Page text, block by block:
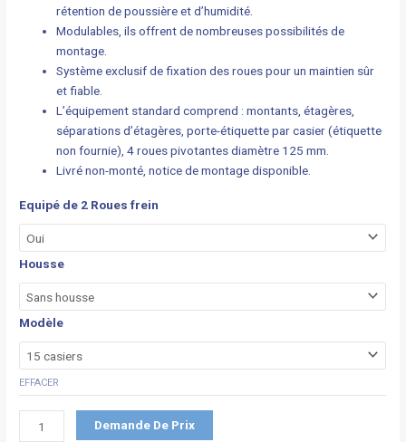
rétention de poussière et d’humidité.
Modulables, ils offrent de nombreuses possibilités de
montage.
Système exclusif de fixation des roues pour un maintien sûr
et fiable.
L’équipement standard comprend : montants, étagères,
séparations d’étagères, porte-étiquette par casier (étiquette
non fournie), 4 roues pivotantes diamètre 125 mm.
Livré non-monté, notice de montage disponible.
Equipé de 2 Roues frein
Housse
Modèle
EFFACER
Demande De Prix